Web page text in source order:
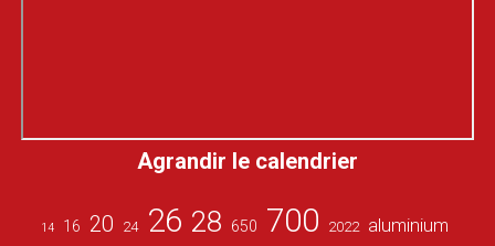
Agrandir le calendrier
14 16 20 24 26 28 650 700 2022 aluminium